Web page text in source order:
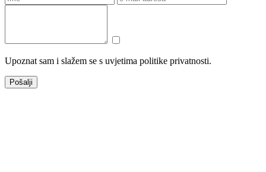
Upoznat sam i slažem se s uvjetima politike privatnosti.
Pošalji